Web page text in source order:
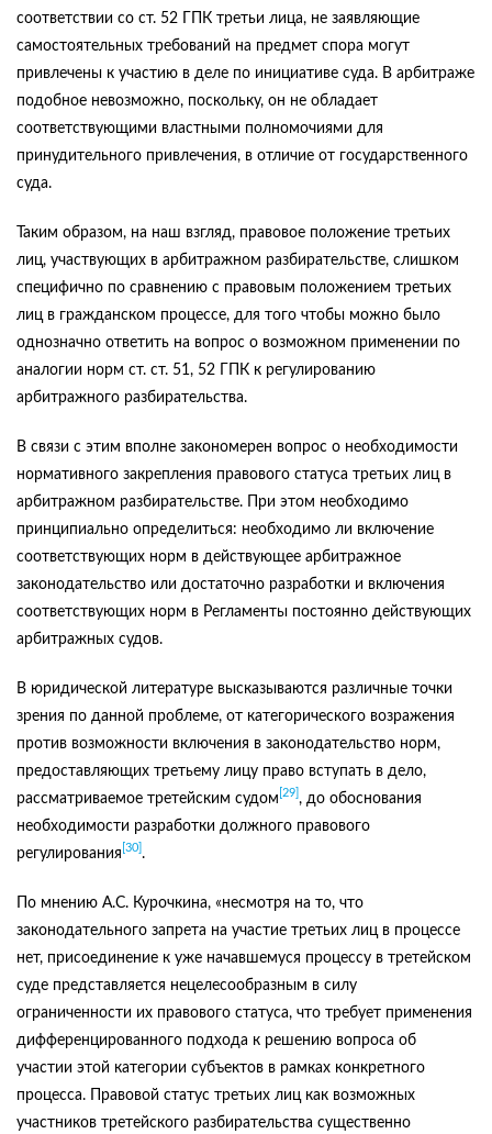
соответствии со ст. 52 ГПК третьи лица, не заявляющие
самостоятельных требований на предмет спора могут
привлечены к участию в деле по инициативе суда. В арбитраже
подобное невозможно, поскольку, он не обладает
соответствующими властными полномочиями для
принудительного привлечения, в отличие от государственного
суда.
Таким образом, на наш взгляд, правовое положение третьих
лиц, участвующих в арбитражном разбирательстве, слишком
специфично по сравнению с правовым положением третьих
лиц в гражданском процессе, для того чтобы можно было
однозначно ответить на вопрос о возможном применении по
аналогии норм ст. ст. 51, 52 ГПК к регулированию
арбитражного разбирательства.
В связи с этим вполне закономерен вопрос о необходимости
нормативного закрепления правового статуса третьих лиц в
арбитражном разбирательстве. При этом необходимо
принципиально определиться: необходимо ли включение
соответствующих норм в действующее арбитражное
законодательство или достаточно разработки и включения
соответствующих норм в Регламенты постоянно действующих
арбитражных судов.
В юридической литературе высказываются различные точки
зрения по данной проблеме, от категорического возражения
против возможности включения в законодательство норм,
предоставляющих третьему лицу право вступать в дело,
рассматриваемое третейским судом [29] , до обоснования
необходимости разработки должного правового
регулирования [30] .
По мнению А.С. Курочкина, «несмотря на то, что
законодательного запрета на участие третьих лиц в процессе
нет, присоединение к уже начавшемуся процессу в третейском
суде представляется нецелесообразным в силу
ограниченности их правового статуса, что требует применения
дифференцированного подхода к решению вопроса об
участии этой категории субъектов в рамках конкретного
процесса. Правовой статус третьих лиц как возможных
участников третейского разбирательства существенно